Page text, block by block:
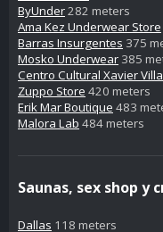
ByUnder282 meters
Ama Kez Underwear Store
Barras Insurgentes 375
Mosko Underwear 385
Centro Cultural Xavier
Zuppo Store 420 meters
Erik Mar Boutique 483
Malora Lab 484 meters
Saunas, sex shop y
Dallas 118 meters